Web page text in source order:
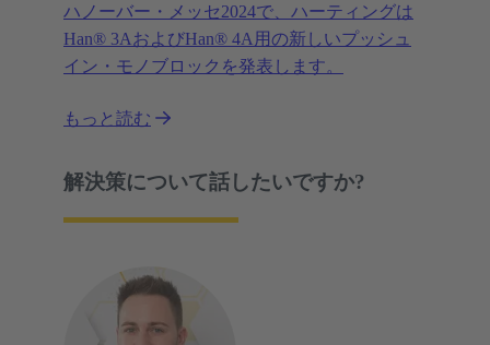
ハノーバー・メッセ2024で、ハーティングは
Han® 3AおよびHan® 4A用の新しいプッシュ
イン・モノブロックを発表します。
もっと読む
解決策について話したいですか?